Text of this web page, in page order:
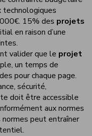
15% des projets
en raison d’une
valider que le projet
un temps de
pour chaque page.
sécurité,
doit être accessible
aux normes
peut entraîner